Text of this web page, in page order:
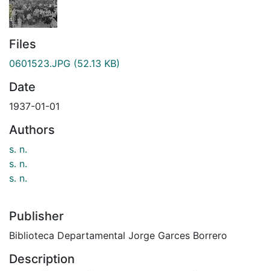
Files
0601523.JPG (52.13 KB)
Date
1937-01-01
Authors
s. n.
s. n.
s. n.
Publisher
Biblioteca Departamental Jorge Garces Borrero
Description